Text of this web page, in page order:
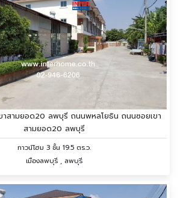
าสามยอด20 ลพบุรี ถนนพหลโยธิน ถนนซอยเขา
สามยอด20 ลพบุรี
ทาวน์โฮม 3 ชั้น 19.5 ตร.ว.
เมืองลพบุรี , ลพบุรี